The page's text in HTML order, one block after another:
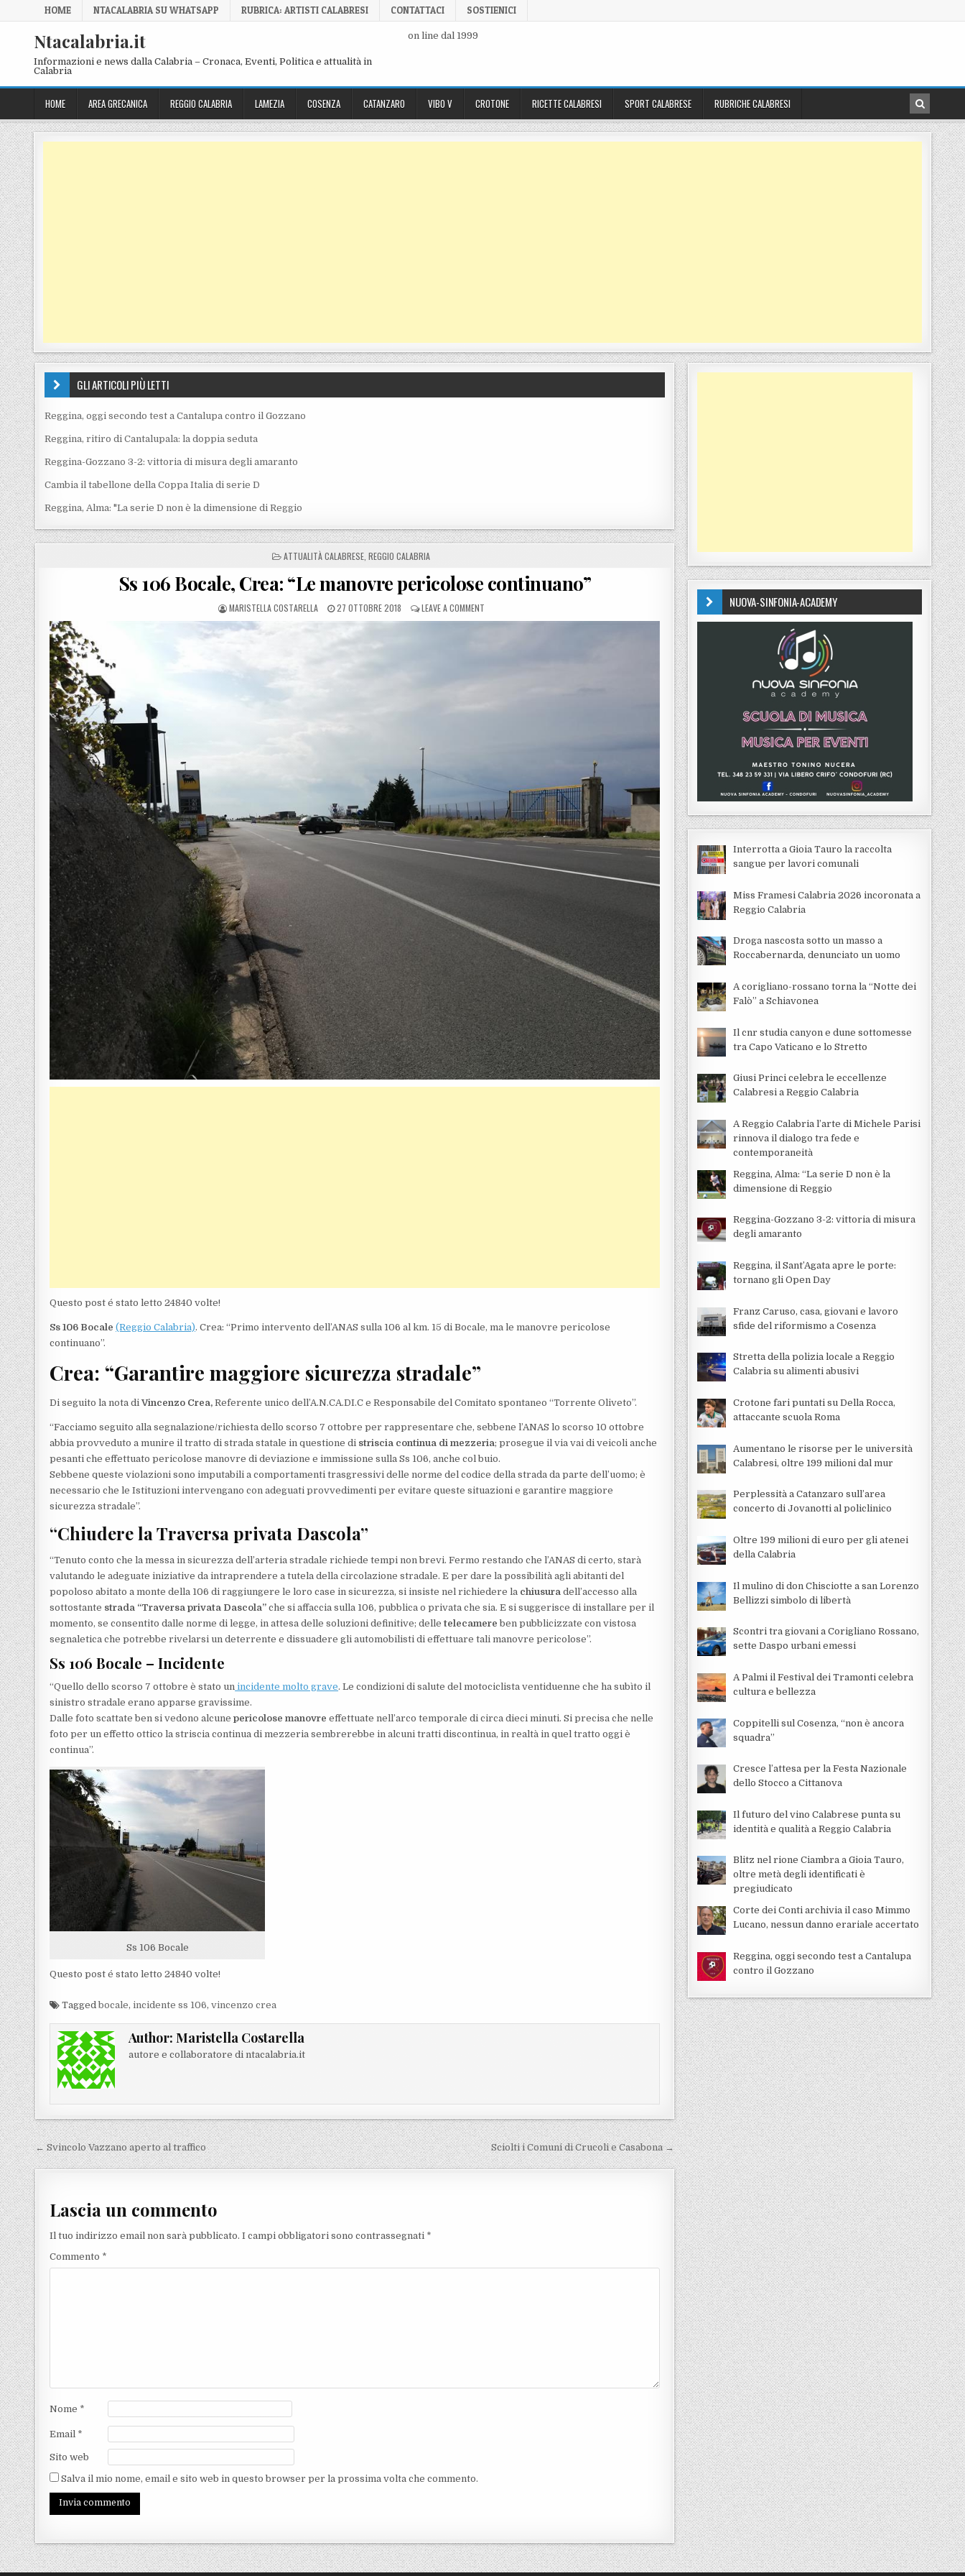
Skip to content
HOME NTACALABRIA SU WHATSAPP RUBRICA: ARTISTI CALABRESI CONTATTACI SOSTIENICI
Ntacalabria.it
Informazioni e news dalla Calabria – Cronaca, Eventi, Politica e attualità in
Calabria
on line dal 1999
HOME AREA GRECANICA REGGIO CALABRIA LAMEZIA COSENZA CATANZARO VIBO V CROTONE RICETTE CALABRESI SPORT CALABRESE RUBRICHE CALABRESI
GLI ARTICOLI PIÙ LETTI
Reggina, oggi secondo test a Cantalupa contro il Gozzano
Reggina, ritiro di Cantalupala: la doppia seduta
Reggina-Gozzano 3-2: vittoria di misura degli amaranto
Cambia il tabellone della Coppa Italia di serie D
Reggina, Alma: "La serie D non è la dimensione di Reggio
POSTED IN
ATTUALITÀ CALABRESE ,REGGIO CALABRIA
Ss 106 Bocale, Crea: “Le manovre pericolose continuano”
POSTED BY
MARISTELLA COSTARELLA POSTED ON
27 OTTOBRE 2018 LEAVE A COMMENTON SS 106 BOCALE, CREA: “LE MANOVRE PERICOLOSE CONTINUANO”
Questo post é stato letto 24840 volte!
Ss 106 Bocale (Reggio Calabria). Crea: “Primo intervento dell’ANAS sulla 106 al km. 15 di Bocale, ma le manovre pericolose
continuano”.
Crea: “Garantire maggiore sicurezza stradale”
Di seguito la nota diVincenzo Crea, Referente unico dell’A.N.CA.DI.C e Responsabile del Comitato spontaneo “Torrente Oliveto”.
“Facciamo seguito alla segnalazione/richiesta dello scorso 7 ottobre per rappresentare che, sebbene l’ANAS lo scorso 10 ottobre
abbia provveduto a munire il tratto di strada statale in questione di striscia continua di mezzeria; prosegue il via vai di veicoli anche
pesanti che effettuato pericolose manovre di deviazione e immissione sulla Ss 106, anche col buio.
Sebbene queste violazioni sono imputabili a comportamenti trasgressivi delle norme del codice della strada da parte dell’uomo; è
necessario che le Istituzioni intervengano con adeguati provvedimenti per evitare queste situazioni e garantire maggiore
sicurezza stradale”.
“Chiudere la Traversa privata Dascola”
“Tenuto conto che la messa in sicurezza dell’arteria stradale richiede tempi non brevi. Fermo restando che l’ANAS di certo, starà
valutando le adeguate iniziative da intraprendere a tutela della circolazione stradale. E per dare la possibilità agli abitanti del
popoloso abitato a monte della 106 di raggiungere le loro case in sicurezza, si insiste nel richiedere la chiusura dell’accesso alla
sottostante strada “Traversa privata Dascola” che si affaccia sulla 106, pubblica o privata che sia. E si suggerisce di installare per il
momento, se consentito dalle norme di legge, in attesa delle soluzioni definitive; delletelecamere ben pubblicizzate con vistosa
segnaletica che potrebbe rivelarsi un deterrente e dissuadere gli automobilisti di effettuare tali manovre pericolose”.
Ss 106 Bocale – Incidente
“Quello dello scorso 7 ottobre è stato un incidente molto grave. Le condizioni di salute del motociclista ventiduenne che ha subìto il
sinistro stradale erano apparse gravissime.
Dalle foto scattate ben si vedono alcune pericolose manovre effettuate nell’arco temporale di circa dieci minuti. Si precisa che nelle
foto per un effetto ottico la striscia continua di mezzeria sembrerebbe in alcuni tratti discontinua, in realtà in quel tratto oggi è
continua”.
Ss 106 Bocale
Questo post é stato letto 24840 volte!
Taggedbocale, incidente ss 106,vincenzo crea
Author:Maristella Costarella
autore e collaboratore di ntacalabria.it
Navigazione articoli
← Svincolo Vazzano aperto al traffico Sciolti i Comuni di Crucoli e Casabona →
Lascia un commento
Il tuo indirizzo email non sarà pubblicato. I campi obbligatori sono contrassegnati *
Commento *
Nome *
Email *
Sito web
Salva il mio nome, email e sito web in questo browser per la prossima volta che commento.
NUOVA-SINFONIA-ACADEMY
Interrotta a Gioia Tauro la raccolta
sangue per lavori comunali
Miss Framesi Calabria 2026 incoronata a
Reggio Calabria
Droga nascosta sotto un masso a
Roccabernarda, denunciato un uomo
A corigliano-rossano torna la “Notte dei
Falò” a Schiavonea
Il cnr studia canyon e dune sottomesse
tra Capo Vaticano e lo Stretto
Giusi Princi celebra le eccellenze
Calabresi a Reggio Calabria
A Reggio Calabria l’arte di Michele Parisi
rinnova il dialogo tra fede e
contemporaneità
Reggina, Alma: “La serie D non è la
dimensione di Reggio
Reggina-Gozzano 3-2: vittoria di misura
degli amaranto
Reggina, il Sant’Agata apre le porte:
tornano gli Open Day
Franz Caruso, casa, giovani e lavoro
sfide del riformismo a Cosenza
Stretta della polizia locale a Reggio
Calabria su alimenti abusivi
Crotone fari puntati su Della Rocca,
attaccante scuola Roma
Aumentano le risorse per le università
Calabresi, oltre 199 milioni dal mur
Perplessità a Catanzaro sull’area
concerto di Jovanotti al policlinico
Oltre 199 milioni di euro per gli atenei
della Calabria
Il mulino di don Chisciotte a san Lorenzo
Bellizzi simbolo di libertà
Scontri tra giovani a Corigliano Rossano,
sette Daspo urbani emessi
A Palmi il Festival dei Tramonti celebra
cultura e bellezza
Coppitelli sul Cosenza, “non è ancora
squadra”
Cresce l’attesa per la Festa Nazionale
dello Stocco a Cittanova
Il futuro del vino Calabrese punta su
identità e qualità a Reggio Calabria
Blitz nel rione Ciambra a Gioia Tauro,
oltre metà degli identificati è
pregiudicato
Corte dei Conti archivia il caso Mimmo
Lucano, nessun danno erariale accertato
Reggina, oggi secondo test a Cantalupa
contro il Gozzano